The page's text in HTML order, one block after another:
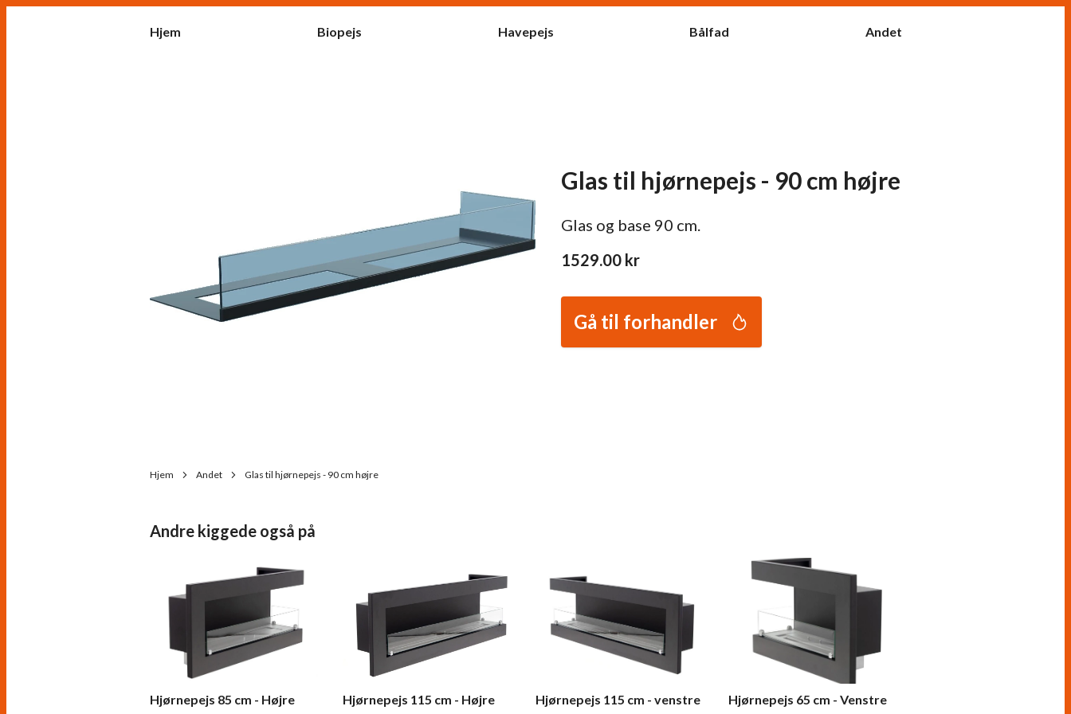
Hjem Biopejs Havepejs Bålfad Andet
Glas til hjørnepejs - 90 cm højre
Glas og base 90 cm.
1529.00 kr
Gå til forhandler
Hjem Andet Glas til hjørnepejs - 90 cm højre
Andre kiggede også på
Hjørnepejs 85 cm - Højre Hjørnepejs 115 cm - Højre Hjørnepejs 115 cm - venstre Hjørnepejs 65 cm - Venstre